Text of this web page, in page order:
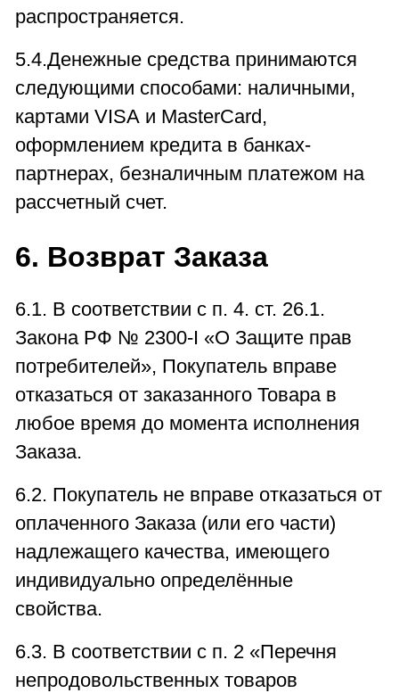
распространяется.
5.4.Денежные средства принимаются
следующими способами: наличными,
картами VISA и MasterCard,
оформлением кредита в банках-
партнерах, безналичным платежом на
рассчетный счет.
6. Возврат Заказа
6.1. В соответствии с п. 4. ст. 26.1.
Закона РФ № 2300-I «О Защите прав
потребителей», Покупатель вправе
отказаться от заказанного Товара в
любое время до момента исполнения
Заказа.
6.2. Покупатель не вправе отказаться от
оплаченного Заказа (или его части)
надлежащего качества, имеющего
индивидуально определённые
свойства.
6.3. В соответствии с п. 2 «Перечня
непродовольственных товаров